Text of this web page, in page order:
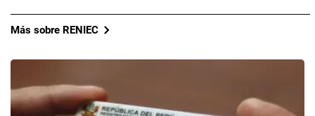
Más sobre RENIEC